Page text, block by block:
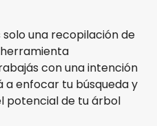
una recopilación de
con una intención
a enfocar tu búsqueda y
potencial de tu árbol